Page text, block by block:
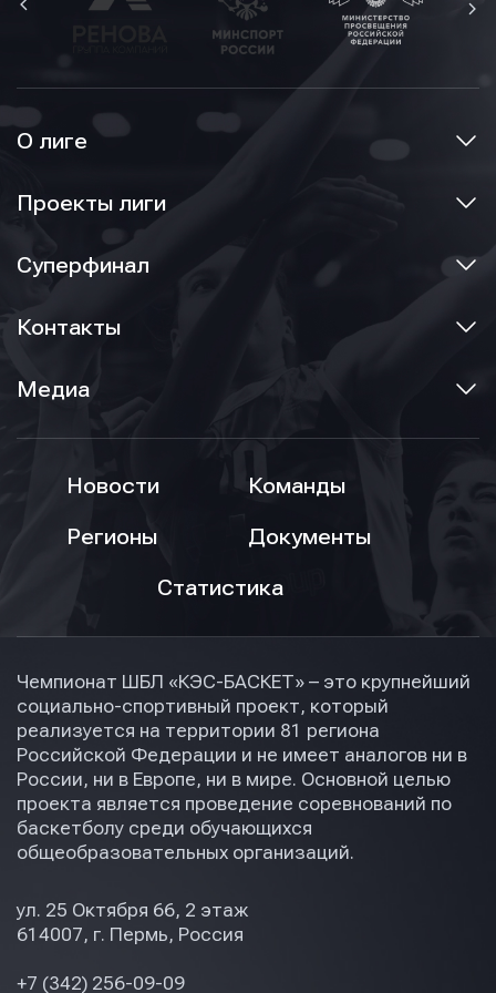
О лиге
Проекты лиги
Суперфинал
Контакты
Медиа
Новости
Команды
Регионы
Документы
Статистика
Чемпионат ШБЛ «КЭС-БАСКЕТ» – это крупнейший
социально-спортивный проект, который
реализуется на территории 81 региона
Российской Федерации и не имеет аналогов ни в
России, ни в Европе, ни в мире. Основной целью
проекта является проведение соревнований по
баскетболу среди обучающихся
общеобразовательных организаций.
ул. 25 Октября 66, 2 этаж
614007, г. Пермь, Россия
+7 (342) 256-09-09